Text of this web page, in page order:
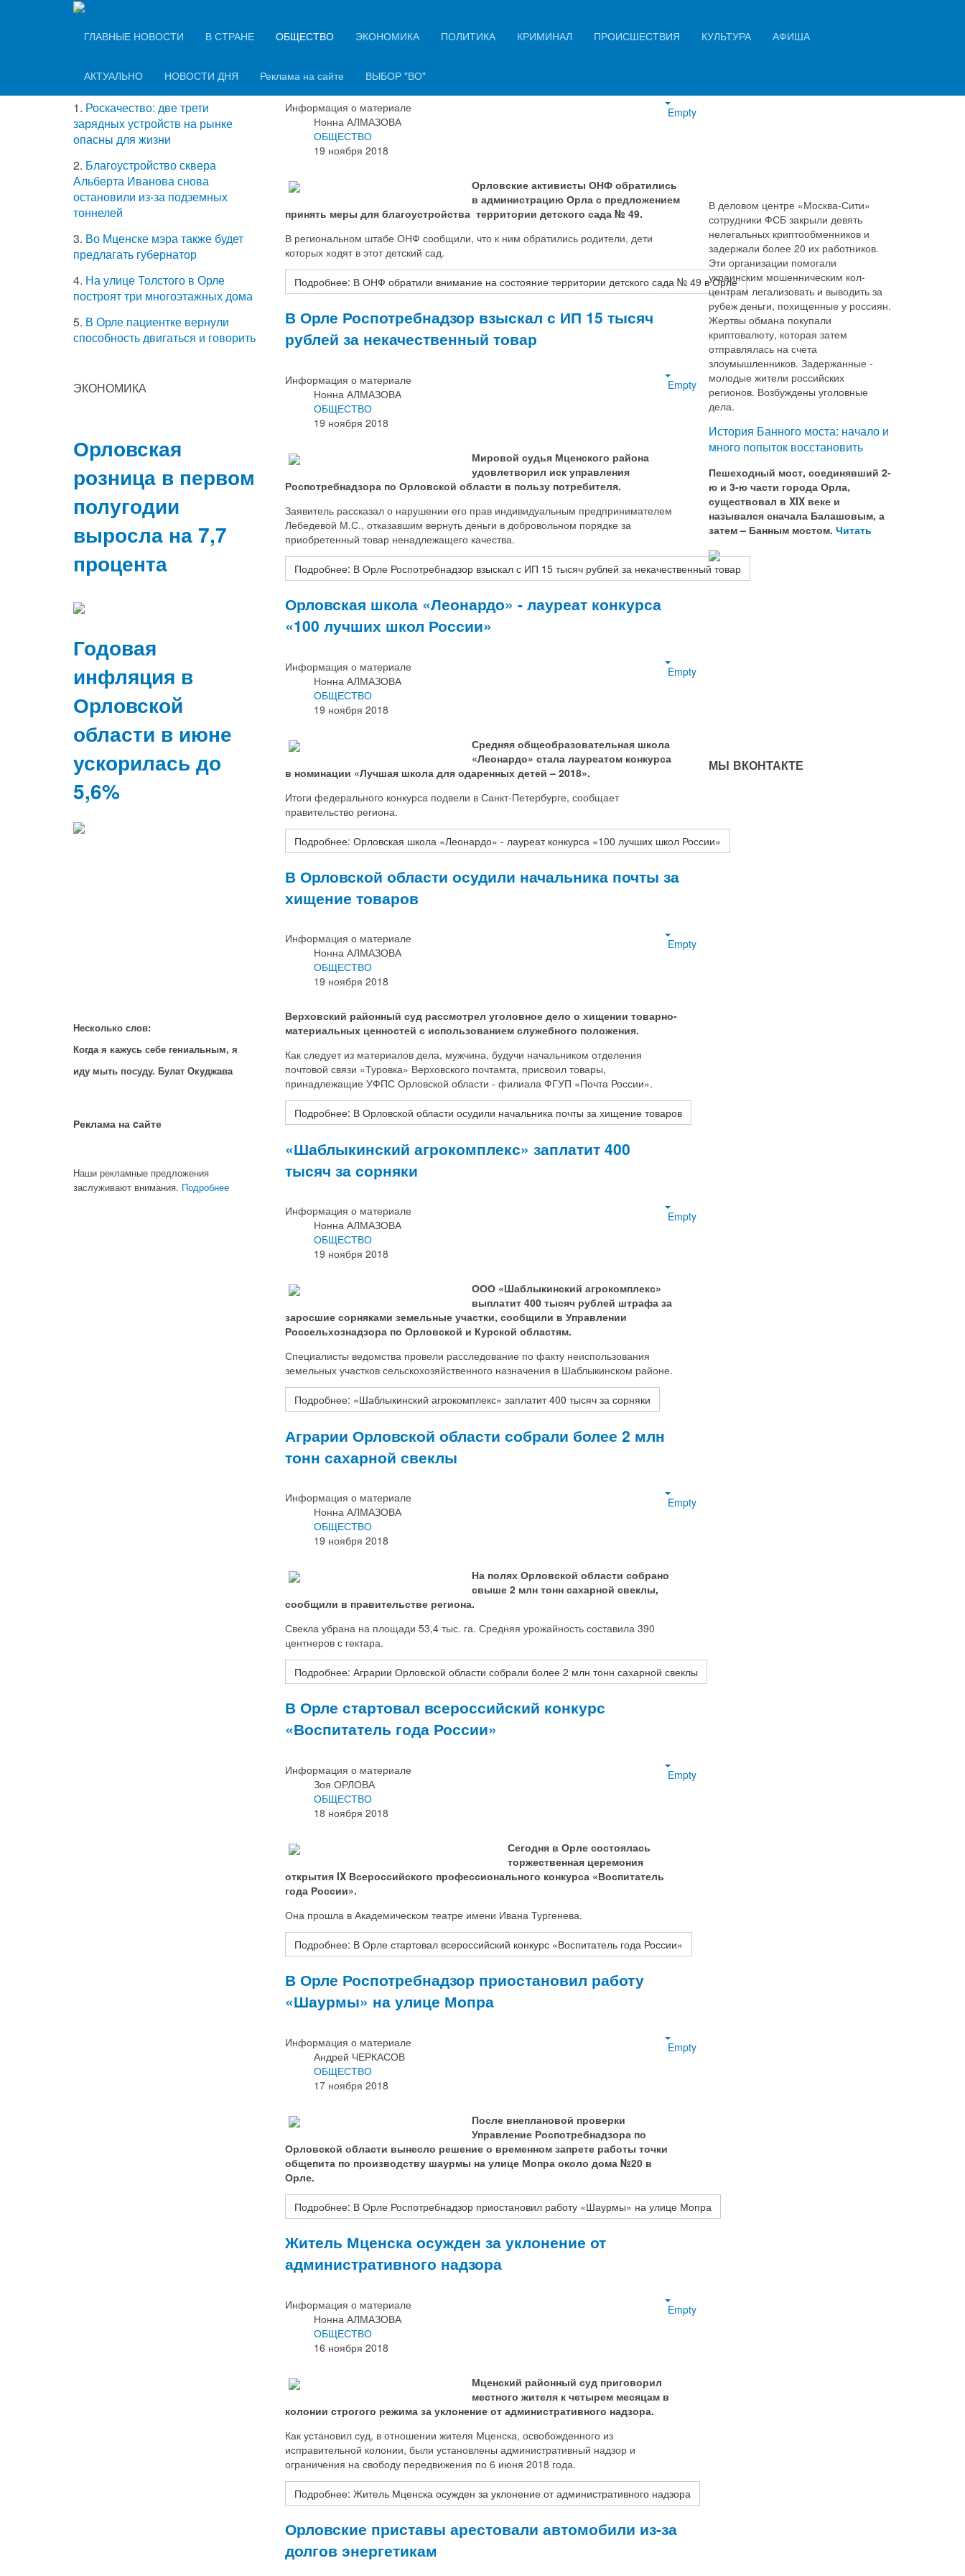
ГЛАВНЫЕ НОВОСТИ
В СТРАНЕ ОБЩЕСТВО ЭКОНОМИКА ПОЛИТИКА КРИМИНАЛ ПРОИСШЕСТВИЯ КУЛЬТУРА АФИША
АКТУАЛЬНО НОВОСТИ ДНЯ Реклама на сайте ВЫБОР "ВО"
В ОНФ обратили внимание на состояние
Empty
Информация о материале
Нонна АЛМАЗОВА
ОБЩЕСТВО
19 ноября 2018
Орловские активисты ОНФ обратились
в администрацию Орла с предложением
принять меры для благоустройства территории детского сада № 49.
В региональном штабе ОНФ сообщили, что к ним обратились родители, дети
которых ходят в этот детский сад.
Подробнее: В ОНФ обратили внимание на состояние территории детского сада № 49 в Орле
В Орле Роспотребнадзор взыскал с ИП 15 тысяч
рублей за некачественный товар
Empty
Информация о материале
Нонна АЛМАЗОВА
ОБЩЕСТВО
19 ноября 2018
Мировой судья Мценского района
удовлетворил иск управления
Роспотребнадзора по Орловской области в пользу потребителя.
Заявитель рассказал о нарушении его прав индивидуальным предпринимателем
Лебедевой М.С., отказавшим вернуть деньги в добровольном порядке за
приобретенный товар ненадлежащего качества.
Подробнее: В Орле Роспотребнадзор взыскал с ИП 15 тысяч рублей за некачественный товар
Орловская школа «Леонардо» - лауреат конкурса
«100 лучших школ России»
Empty
Информация о материале
Нонна АЛМАЗОВА
ОБЩЕСТВО
19 ноября 2018
Средняя общеобразовательная школа
«Леонардо» стала лауреатом конкурса
в номинации «Лучшая школа для одаренных детей – 2018».
Итоги федерального конкурса подвели в Санкт-Петербурге, сообщает
правительство региона.
Подробнее: Орловская школа «Леонардо» - лауреат конкурса «100 лучших школ России»
В Орловской области осудили начальника почты за
хищение товаров
Empty
Информация о материале
Нонна АЛМАЗОВА
ОБЩЕСТВО
19 ноября 2018
Верховский районный суд рассмотрел уголовное дело о хищении товарно-
материальных ценностей с использованием служебного положения.
Как следует из материалов дела, мужчина, будучи начальником отделения
почтовой связи «Туровка» Верховского почтамта, присвоил товары,
принадлежащие УФПС Орловской области - филиала ФГУП «Почта России».
Подробнее: В Орловской области осудили начальника почты за хищение товаров
«Шаблыкинский агрокомплекс» заплатит 400
тысяч за сорняки
Empty
Информация о материале
Нонна АЛМАЗОВА
ОБЩЕСТВО
19 ноября 2018
ООО «Шаблыкинский агрокомплекс»
выплатит 400 тысяч рублей штрафа за
заросшие сорняками земельные участки, сообщили в Управлении
Россельхознадзора по Орловской и Курской областям.
Специалисты ведомства провели расследование по факту неиспользования
земельных участков сельскохозяйственного назначения в Шаблыкинском районе.
Подробнее: «Шаблыкинский агрокомплекс» заплатит 400 тысяч за сорняки
Аграрии Орловской области собрали более 2 млн
тонн сахарной свеклы
Empty
Информация о материале
Нонна АЛМАЗОВА
ОБЩЕСТВО
19 ноября 2018
На полях Орловской области собрано
свыше 2 млн тонн сахарной свеклы,
сообщили в правительстве региона.
Свекла убрана на площади 53,4 тыс. га. Средняя урожайность составила 390
центнеров с гектара.
Подробнее: Аграрии Орловской области собрали более 2 млн тонн сахарной свеклы
В Орле стартовал всероссийский конкурс
«Воспитатель года России»
Empty
Информация о материале
Зоя ОРЛОВА
ОБЩЕСТВО
18 ноября 2018
Сегодня в Орле состоялась
торжественная церемония
открытия IX Всероссийского профессионального конкурса «Воспитатель
года России».
Она прошла в Академическом театре имени Ивана Тургенева.
Подробнее: В Орле стартовал всероссийский конкурс «Воспитатель года России»
В Орле Роспотребнадзор приостановил работу
«Шаурмы» на улице Мопра
Empty
Информация о материале
Андрей ЧЕРКАСОВ
ОБЩЕСТВО
17 ноября 2018
После внеплановой проверки
Управление Роспотребнадзора по
Орловской области вынесло решение о временном запрете работы точки
общепита по производству шаурмы на улице Мопра около дома №20 в
Орле.
Подробнее: В Орле Роспотребнадзор приостановил работу «Шаурмы» на улице Мопра
Житель Мценска осужден за уклонение от
административного надзора
Empty
Информация о материале
Нонна АЛМАЗОВА
ОБЩЕСТВО
16 ноября 2018
Мценский районный суд приговорил
местного жителя к четырем месяцам в
колонии строгого режима за уклонение от административного надзора.
Как установил суд, в отношении жителя Мценска, освобожденного из
исправительной колонии, были установлены административный надзор и
ограничения на свободу передвижения по 6 июня 2018 года.
Подробнее: Житель Мценска осужден за уклонение от административного надзора
Орловские приставы арестовали автомобили из-за
долгов энергетикам
1. Роскачество: две трети
зарядных устройств на рынке
опасны для жизни
2. Благоустройство сквера
Альберта Иванова снова
остановили из-за подземных
тоннелей
3. Во Мценске мэра также будет
предлагать губернатор
4. На улице Толстого в Орле
построят три многоэтажных дома
5. В Орле пациентке вернули
способность двигаться и говорить
ЭКОНОМИКА
Орловская
розница в первом
полугодии
выросла на 7,7
процента
Годовая
инфляция в
Орловской
области в июне
ускорилась до
5,6%
Несколько слов:
Когда я кажусь себе гениальным, я
иду мыть посуду. Булат Окуджава
Реклама на cайте
Наши рекламные предложения
заслуживают внимания. Подробнее
В деловом центре «Москва-Сити»
сотрудники ФСБ закрыли девять
нелегальных криптообменников и
задержали более 20 их работников.
Эти организации помогали
украинским мошенническим кол-
центрам легализовать и выводить за
рубеж деньги, похищенные у россиян.
Жертвы обмана покупали
криптовалюту, которая затем
отправлялась на счета
злоумышленников. Задержанные -
молодые жители российских
регионов. Возбуждены уголовные
дела.
История Банного моста: начало и
много попыток восстановить
Пешеходный мост, соединявший 2-
ю и 3-ю части города Орла,
существовал в XIX веке и
назывался сначала Балашовым, а
затем – Банным мостом. Читать
МЫ ВКОНТАКТЕ